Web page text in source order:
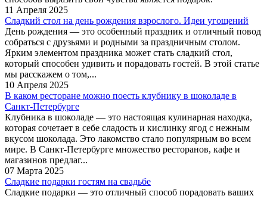
11 Апреля 2025
Сладкий стол на день рождения взрослого. Идеи угощений
День рождения — это особенный праздник и отличный повод
собраться с друзьями и родными за праздничным столом.
Ярким элементом праздника может стать сладкий стол,
который способен удивить и порадовать гостей. В этой статье
мы расскажем о том,...
10 Апреля 2025
В каком ресторане можно поесть клубнику в шоколаде в
Санкт-Петербурге
Клубника в шоколаде — это настоящая кулинарная находка,
которая сочетает в себе сладость и кислинку ягод с нежным
вкусом шоколада. Это лакомство стало популярным во всем
мире. В Санкт-Петербурге множество ресторанов, кафе и
магазинов предлаг...
07 Марта 2025
Сладкие подарки гостям на свадьбе
Сладкие подарки — это отличный способ порадовать ваших